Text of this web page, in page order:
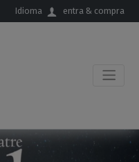
Idioma entra & compra